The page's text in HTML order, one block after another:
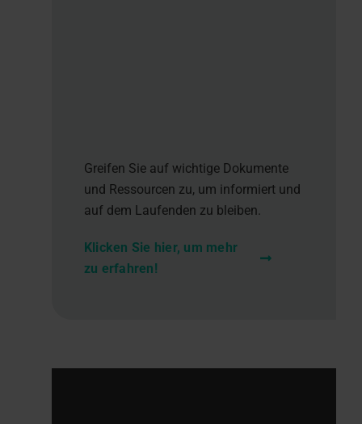
Greifen Sie auf wichtige Dokumente
und Ressourcen zu, um informiert und
auf dem Laufenden zu bleiben.
Klicken Sie hier, um mehr
zu erfahren!